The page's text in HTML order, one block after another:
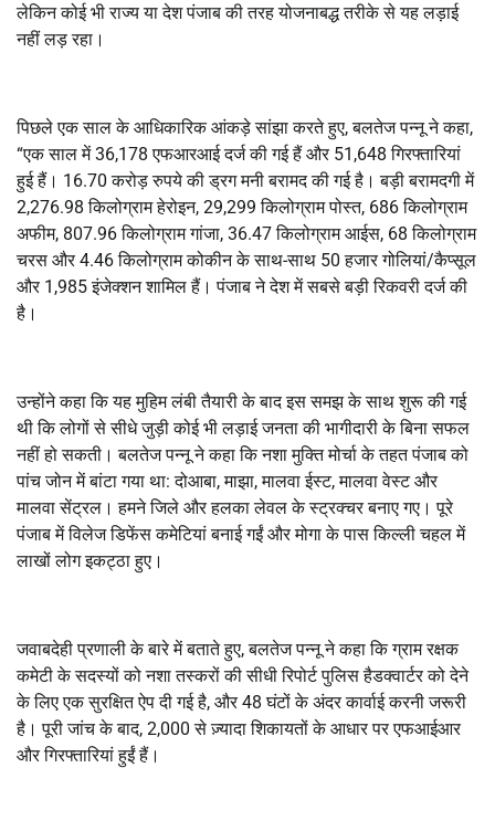
लेकिन कोई भी राज्य या देश पंजाब की तरह योजनाबद्ध तरीके से यह लड़ाई
नहीं लड़ रहा।
पिछले एक साल के आधिकारिक आंकड़े सांझा करते हुए, बलतेज पन्नू ने कहा,
“एक साल में 36,178 एफआरआई दर्ज की गई हैं और 51,648 गिरफ्तारियां
हुई हैं। 16.70 करोड़ रुपये की ड्रग मनी बरामद की गई है। बड़ी बरामदगी में
2,276.98 किलोग्राम हेरोइन, 29,299 किलोग्राम पोस्त, 686 किलोग्राम
अफीम, 807.96 किलोग्राम गांजा, 36.47 किलोग्राम आईस, 68 किलोग्राम
चरस और 4.46 किलोग्राम कोकीन के साथ-साथ 50 हजार गोलियां/कैप्सूल
और 1,985 इंजेक्शन शामिल हैं। पंजाब ने देश में सबसे बड़ी रिकवरी दर्ज की
है।
उन्होंने कहा कि यह मुहिम लंबी तैयारी के बाद इस समझ के साथ शुरू की गई
थी कि लोगों से सीधे जुड़ी कोई भी लड़ाई जनता की भागीदारी के बिना सफल
नहीं हो सकती। बलतेज पन्नू ने कहा कि नशा मुक्ति मोर्चा के तहत पंजाब को
पांच जोन में बांटा गया था: दोआबा, माझा, मालवा ईस्ट, मालवा वेस्ट और
मालवा सेंट्रल। हमने जिले और हलका लेवल के स्ट्रक्चर बनाए गए। पूरे
पंजाब में विलेज डिफेंस कमेटियां बनाई गईं और मोगा के पास किल्ली चहल में
लाखों लोग इकट्ठा हुए।
जवाबदेही प्रणाली के बारे में बताते हुए, बलतेज पन्नू ने कहा कि ग्राम रक्षक
कमेटी के सदस्यों को नशा तस्करों की सीधी रिपोर्ट पुलिस हैडक्वार्टर को देने
के लिए एक सुरक्षित ऐप दी गई है, और 48 घंटों के अंदर कार्वाई करनी जरूरी
है। पूरी जांच के बाद, 2,000 से ज़्यादा शिकायतों के आधार पर एफआईआर
और गिरफ्तारियां हुईं हैं।